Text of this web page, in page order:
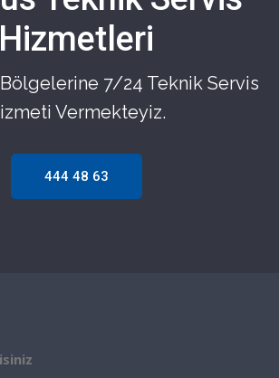
Hizmetleri
7/24 Teknik Servis
Vermekteyiz.
444 48 63